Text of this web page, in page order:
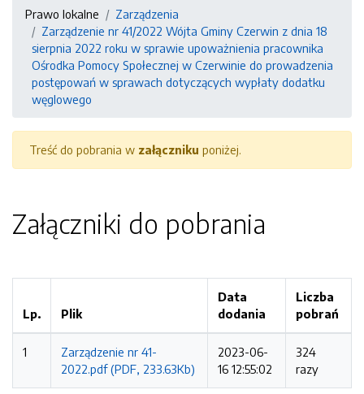
Prawo lokalne
Zarządzenia
Zarządzenie nr 41/2022 Wójta Gminy Czerwin z dnia 18
sierpnia 2022 roku w sprawie upoważnienia pracownika
Ośrodka Pomocy Społecznej w Czerwinie do prowadzenia
postępowań w sprawach dotyczących wypłaty dodatku
węglowego
Treść do pobrania w załączniku poniżej.
Załączniki do pobrania
Lp. Plik
Data
dodania
Liczba
pobrań
1
Zarządzenie nr 41-
2022.pdf (PDF, 233.63Kb)
2023-06-
16 12:55:02
324
razy